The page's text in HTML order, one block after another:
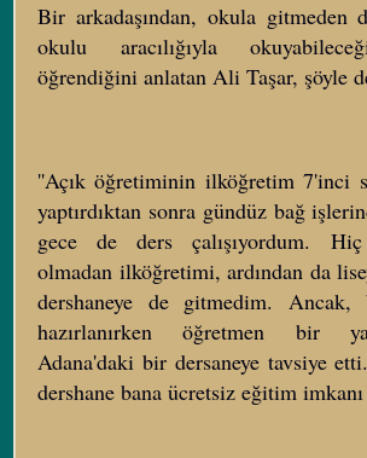
Bir arkadaşından, okula gitmeden
okulu aracılığıyla
öğrendiğini anlatan Ali Taşar, şöyle
''Açık öğretiminin ilköğretim 7'inci
yaptırdıktan sonra gündüz bağ
gece de ders çalışıyordum.
olmadan ilköğretimi, ardından da
dershaneye de gitmedim. Ancak,
hazırlanırken öğretmen bir
Adana'daki bir dersaneye tavsiye
dershane bana ücretsiz eğitim imkanı